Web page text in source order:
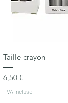
Aperçu
Taille-crayon
Prix
6,50 €
TVA Incluse